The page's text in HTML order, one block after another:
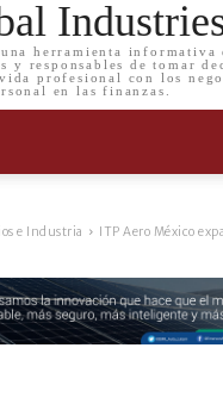
herramienta informativa
y responsables de tomar
profesional con los
en las finanzas.
e Industria
ITP Aero México